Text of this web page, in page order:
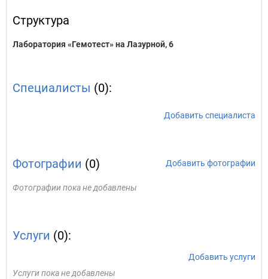
Структура
Лаборатория «Гемотест» на Лазурной, 6
Специалисты (0):
Добавить специалиста
Фотографии (0) Добавить фотографии
Фотографии пока не добавлены
Услуги (0):
Добавить услуги
Услуги пока не добавлены